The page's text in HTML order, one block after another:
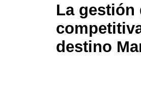
La gestión
destino